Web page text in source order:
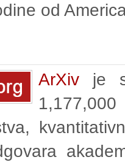
od
ArXiv je